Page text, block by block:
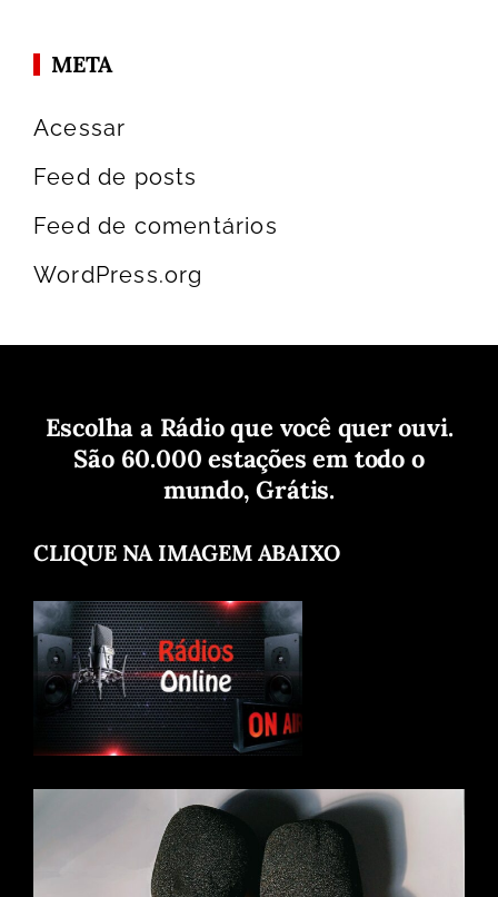
META
Acessar
Feed de posts
Feed de comentários
WordPress.org
Escolha a Rádio que você quer ouvi.
São 60.000 estações em todo o
mundo, Grátis.
CLIQUE NA IMAGEM ABAIXO